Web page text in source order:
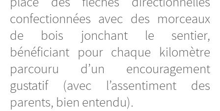
confectionnées avec des morceaux
de bois jonchant le sentier,
bénéficiant pour chaque kilomètre
parcouru d’un encouragement
gustatif (avec l’assentiment des
parents, bien entendu).